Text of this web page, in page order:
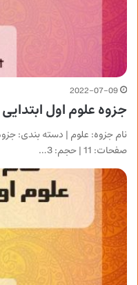
2022-07-09
جزوه علوم اول ابتدایی
صفحات: 11 | حجم: 3…